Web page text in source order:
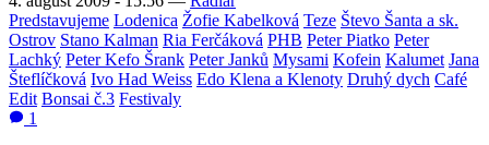
Predstavujeme Lodenica Žofie Kabelková Teze Števo Šanta a sk.
Ostrov Stano Kalman Ria Ferčáková PHB Peter Piatko Peter
Lachký Peter Kefo Šrank Peter Janků Mysami Kofein Kalumet Jana
Šteflíčková Ivo Had Weiss Edo Klena a Klenoty Druhý dych Café
Edit Bonsai č.3 Festivaly
1